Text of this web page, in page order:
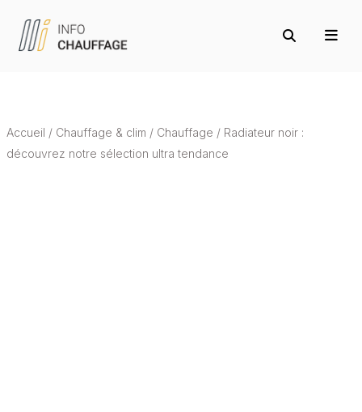
Accueil / Chauffage & clim / Chauffage / Radiateur noir :
découvrez notre sélection ultra tendance